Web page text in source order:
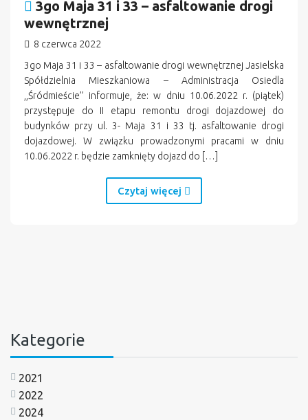
3go Maja 31 i 33 – asfaltowanie drogi
wewnętrznej
8 czerwca 2022
3go Maja 31 i 33 – asfaltowanie drogi wewnętrznej Jasielska
Spółdzielnia Mieszkaniowa – Administracja Osiedla
,,Śródmieście’’ informuje, że: w dniu 10.06.2022 r. (piątek)
przystępuje do II etapu remontu drogi dojazdowej do
budynków przy ul. 3- Maja 31 i 33 tj. asfaltowanie drogi
dojazdowej. W związku prowadzonymi pracami w dniu
10.06.2022 r. będzie zamknięty dojazd do […]
Czytaj więcej
Kategorie
2021
2022
2024